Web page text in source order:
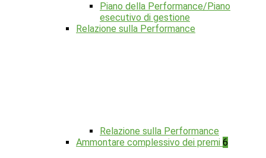
Piano della Performance/Piano
esecutivo di gestione
Relazione sulla Performance
Relazione sulla Performance
Ammontare complessivo dei premi 6